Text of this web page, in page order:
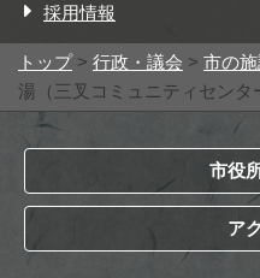
採用情報
トップ> 行政・議会 > 市の
湯（三叉コミュニティセンタ
市役
ア